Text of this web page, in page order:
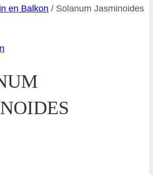
en Balkon / Solanum Jasminoides